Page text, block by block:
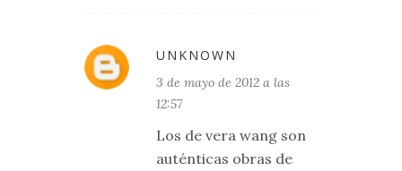
UNKNOWN
3 de mayo de 2012 a las
12:57
Los de vera wang son
auténticas obras de